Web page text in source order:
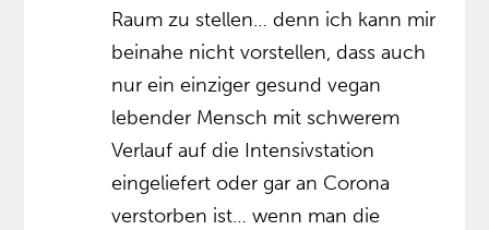
Raum zu stellen… denn ich kann mir
beinahe nicht vorstellen, dass auch
nur ein einziger gesund vegan
lebender Mensch mit schwerem
Verlauf auf die Intensivstation
eingeliefert oder gar an Corona
verstorben ist… wenn man die